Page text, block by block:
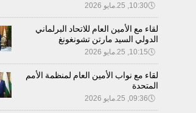
🕔10:30, 25.مايو 2026
لقاء مع الأمين العام للاتحاد البرلماني
الدولي السيد مارتن تشونغونغ
🕔10:15, 25.مايو 2026
لقاء مع نواب الأمين العام لمنظمة الأمم
المتحدة
🕔09:36, 25.مايو 2026